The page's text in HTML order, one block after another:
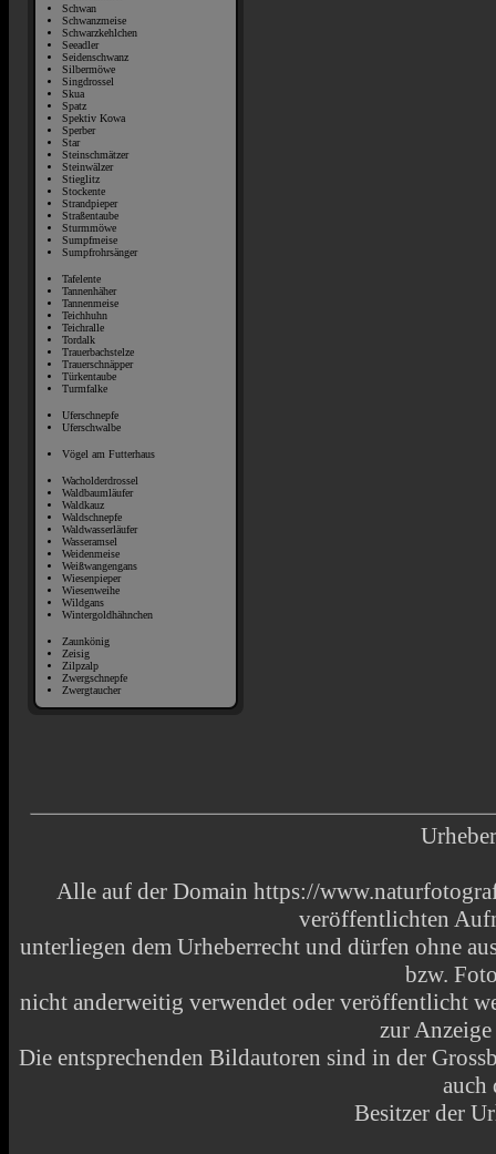
Schwan
Schwanzmeise
Schwarzkehlchen
Seeadler
Seidenschwanz
Silbermöwe
Singdrossel
Skua
Spatz
Spektiv Kowa
Sperber
Star
Steinschmätzer
Steinwälzer
Stieglitz
Stockente
Strandpieper
Straßentaube
Sturmmöwe
Sumpfmeise
Sumpfrohrsänger
Tafelente
Tannenhäher
Tannenmeise
Teichhuhn
Teichralle
Tordalk
Trauerbachstelze
Trauerschnäpper
Türkentaube
Turmfalke
Uferschnepfe
Uferschwalbe
Vögel am Futterhaus
Wacholderdrossel
Waldbaumläufer
Waldkauz
Waldschnepfe
Waldwasserläufer
Wasseramsel
Weidenmeise
Weißwangengans
Wiesenpieper
Wiesenweihe
Wildgans
Wintergoldhähnchen
Zaunkönig
Zeisig
Zilpzalp
Zwergschnepfe
Zwergtaucher
Alle auf der Domain https://
veröffentlichten
unterliegen dem Urheberrecht und dürfen ohne
bzw.
nicht anderweitig verwendet oder veröffentlicht
zur
Die entsprechenden Bildautoren sind in der
auch
Besitzer der